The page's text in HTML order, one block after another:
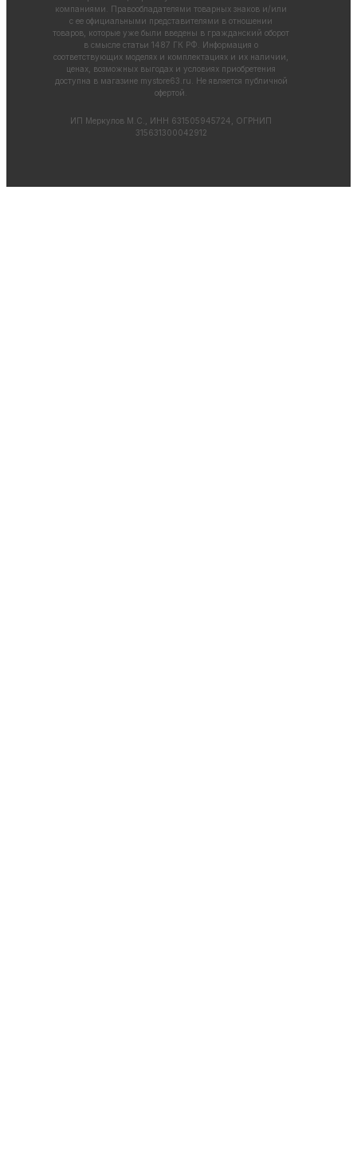
компаниями. Правообладателями товарных знаков и/или
с ее официальными представителями в отношении
товаров, которые уже были введены в гражданский оборот
в смысле статьи 1487 ГК РФ. Информация о
соответствующих моделях и комплектациях и их наличии,
ценах, возможных выгодах и условиях приобретения
доступна в магазине mystore63.ru . Не является публичной
офертой.
ИП Меркулов М.С., ИНН 631505945724, ОГРНИП
315631300042912